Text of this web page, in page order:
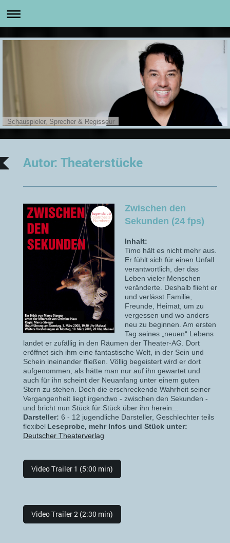
Schauspieler, Sprecher & Regisseur
Autor: Theaterstücke
Zwischen den
Sekunden (24 fps)
Inhalt:
Timo hält es nicht mehr aus.
Er fühlt sich für einen Unfall
verantwortlich, der das
Leben vieler Menschen
veränderte. Deshalb flieht er
und verlässt Familie,
Freunde, Heimat, um zu
vergessen und wo anders
neu zu beginnen. Am ersten
Tag seines „neuen“ Lebens
landet er zufällig in den Räumen der Theater-AG. Dort
eröffnet sich ihm eine fantastische Welt, in der Sein und
Schein ineinander fließen. Völlig begeistert wird er dort
aufgenommen, als hätte man nur auf ihn gewartet und
auch für ihn scheint der Neuanfang unter einem guten
Stern zu stehen. Doch die erschreckende Wahrheit seiner
Vergangenheit liegt irgendwo - zwischen den Sekunden -
und bricht nun Stück für Stück über ihn herein...
Darsteller: 6 - 12 jugendliche Darsteller, Geschlechter teils
flexibel Leseprobe, mehr Infos und Stück unter:
Deutscher Theaterverlag
Video Trailer 1 (5:00 min)
Video Trailer 2 (2:30 min)